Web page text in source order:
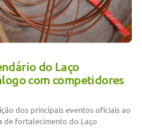
do Laço
com competidores
dos principais eventos oficiais ao
de fortalecimento do Laço